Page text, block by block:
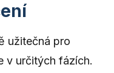
užitečná pro
v určitých fázích.